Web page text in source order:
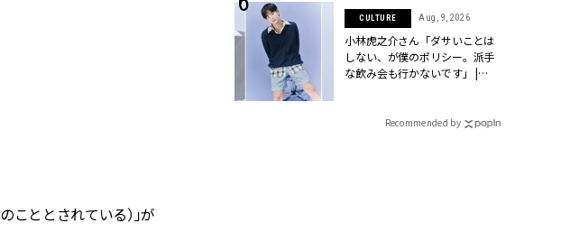
こととされている）」が
CULTURE Aug, 9, 2026
小林虎之介さん「ダサいことは
しない、が僕のポリシー。派手
な飲み会も行かないです」 |
Recommended by